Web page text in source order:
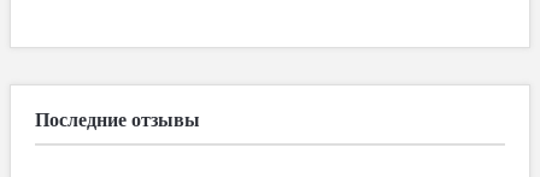
Последние отзывы